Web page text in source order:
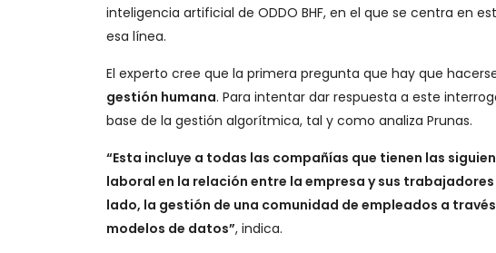
inteligencia artificial de ODDO BHF, en el que se centra en
esa línea.
El experto cree que la primera pregunta que hay que
gestión humana. Para intentar dar respuesta a este
base de la gestión algorítmica, tal y como analiza Prunas.
“Esta incluye a todas las compañías que tienen las
laboral en la relación entre la empresa y sus
lado, la gestión de una comunidad de empleados a
modelos de datos”, indica.